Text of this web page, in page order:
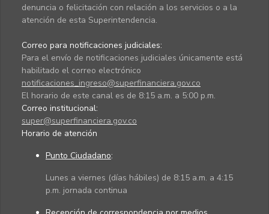
denuncia o felicitación con relación a los servicios o a la
atención de esta Superintendencia.
Correo para notificaciones judiciales:
Para el envío de notificaciones judiciales únicamente está
habilitado el correo electrónico
notificaciones_ingreso@superfinanciera.gov.co
El horario de este canal es de 8:15 a.m. a 5:00 p.m.
Correo institucional:
super@superfinanciera.gov.co
Horario de atención
Punto Ciudadano:
Lunes a viernes (días hábiles) de 8:15 a.m. a 4:15
p.m. jornada continua